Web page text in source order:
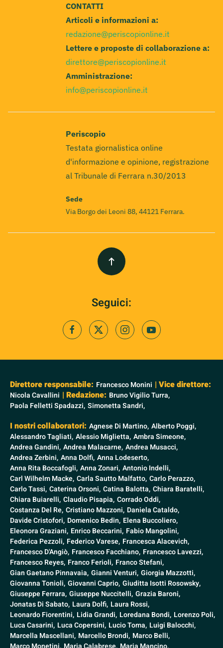
CONTATTI
Articoli e informazioni a:
redazione@periscopionline.it
Lettere e proposte di collaborazione a:
direttore@periscopionline.it
Amministrazione:
info@periscopionline.it
Periscopio
Testata giornalistica online
d'informazione e opinione, registrazione
al Tribunale di Ferrara n.30/2013
Sede
Via Borgo dei Leoni 88, 44121 Ferrara.
Seguici:
Direttore responsabile: Francesco Monini | Vice direttore:
Nicola Cavallini | Redazione: Bruno Vigilio Turra,
Paola Felletti Spadazzi, Simonetta Sandri,
I nostri collaboratori: Agnese Di Martino, Alberto Poggi,
Alessandro Tagliati, Alessio Miglietta, Ambra Simeone,
Andrea Gandini, Andrea Malacarne, Andrea Musacci,
Andrea Zerbini, Anna Dolfi, Anna Lodeserto,
Anna Rita Boccafogli, Anna Zonari, Antonio Indelli,
Carl Wilhelm Macke, Carla Sautto Malfatto, Carlo Perazzo,
Carlo Tassi, Caterina Orsoni, Catina Balotta, Chiara Baratelli,
Chiara Buiarelli, Claudio Pisapia, Corrado Oddi,
Costanza Del Re, Cristiano Mazzoni, Daniela Cataldo,
Davide Cristofori, Domenico Bedin, Elena Buccoliero,
Eleonora Graziani, Enrico Beccarini, Fabio Mangolini,
Federica Pezzoli, Federico Varese, Francesca Alacevich,
Francesco D'Angiò, Francesco Facchiano, Francesco Lavezzi,
Francesco Reyes, Franco Ferioli, Franco Stefani,
Gian Gaetano Pinnavaia, Gianni Venturi, Giorgia Mazzotti,
Giovanna Tonioli, Giovanni Caprio, Giuditta Isotti Rosowsky,
Giuseppe Ferrara, Giuseppe Nuccitelli, Grazia Baroni,
Jonatas Di Sabato, Laura Dolfi, Laura Rossi,
Leonardo Fiorentini, Lidia Grandi, Loredana Bondi, Lorenzo Poli,
Luca Casarini, Luca Copersini, Lucio Toma, Luigi Balocchi,
Marcella Mascellani, Marcello Brondi, Marco Belli,